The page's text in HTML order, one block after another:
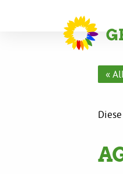
«